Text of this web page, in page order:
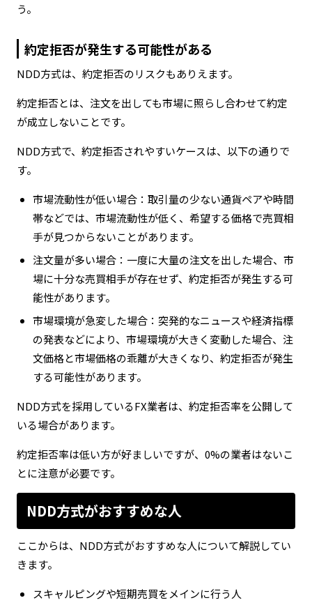
う。
約定拒否が発生する可能性がある
NDD方式は、約定拒否のリスクもありえます。
約定拒否とは、注文を出しても市場に照らし合わせて約定
が成立しないことです。
NDD方式で、約定拒否されやすいケースは、以下の通りで
す。
市場流動性が低い場合：取引量の少ない通貨ペアや時間
帯などでは、市場流動性が低く、希望する価格で売買相
手が見つからないことがあります。
注文量が多い場合：一度に大量の注文を出した場合、市
場に十分な売買相手が存在せず、約定拒否が発生する可
能性があります。
市場環境が急変した場合：突発的なニュースや経済指標
の発表などにより、市場環境が大きく変動した場合、注
文価格と市場価格の乖離が大きくなり、約定拒否が発生
する可能性があります。
NDD方式を採用しているFX業者は、約定拒否率を公開して
いる場合があります。
約定拒否率は低い方が好ましいですが、0%の業者はないこ
とに注意が必要です。
NDD方式がおすすめな人
ここからは、NDD方式がおすすめな人について解説してい
きます。
スキャルピングや短期売買をメインに行う人